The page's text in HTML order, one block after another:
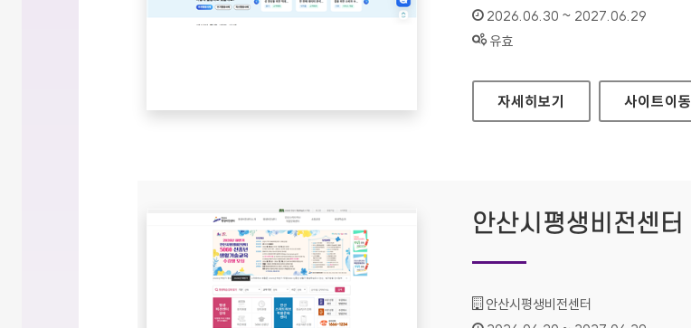
인증기간 :
2026.06.30 ~ 2027.06.29
상태 :
유효
데이터 문제해결은행
자세히보기 사이트이동
안산시평생비전센터
기관명 :
안산시평생비전센터